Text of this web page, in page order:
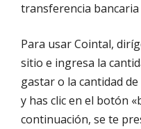
transferencia
Para usar Cointal,
sitio e ingresa la
gastar o la cantidad
y has clic en el botón
continuación, se te